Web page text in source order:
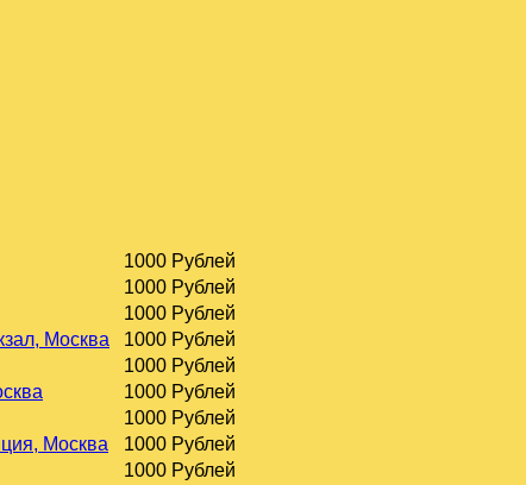
1000 Рублей
1000 Рублей
1000 Рублей
Москва
1000 Рублей
1000 Рублей
1000 Рублей
1000 Рублей
Москва
1000 Рублей
1000 Рублей